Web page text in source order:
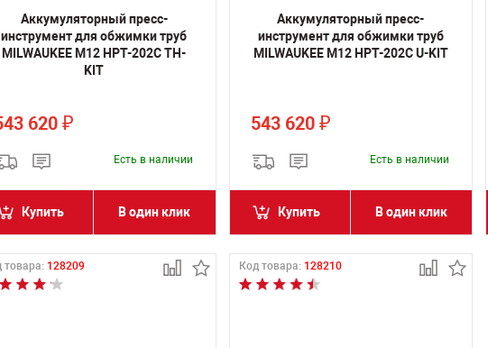
Аккумуляторный пресс-
инструмент для обжимки труб
MILWAUKEE M12 HPT-202C TH-
KIT
620 ₽
Есть в наличии
Купить В один клик
Аккумуляторный пресс-
инструмент для обжимки труб
MILWAUKEE M12 HPT-202C U-KIT
543 620 ₽
Есть в наличии
Купить В один клик
товара: 128209 Код товара: 128210